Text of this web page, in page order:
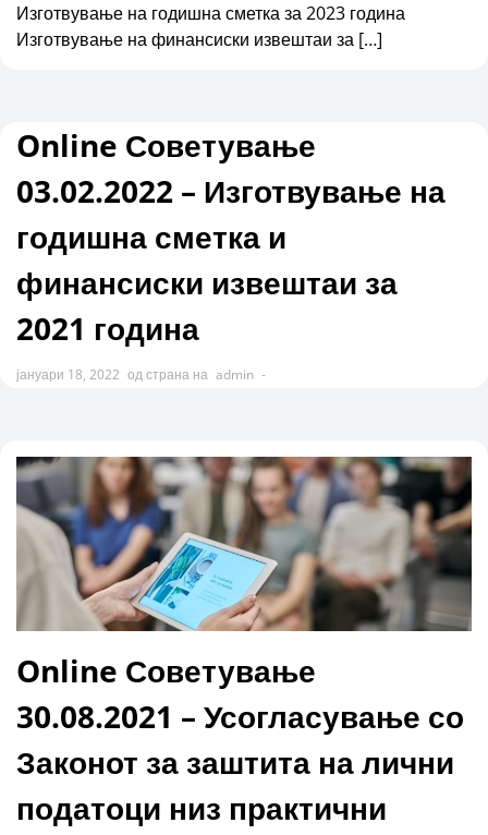
Изготвување на годишна сметка за 2023 година
Изготвување на финансиски извештаи за […]
Online Советување
03.02.2022 – Изготвување на
годишна сметка и
финансиски извештаи за
2021 година
јануари 18, 2022 од страна на admin -
Online Советување
30.08.2021 – Усогласување со
Законот за заштита на лични
податоци низ практични